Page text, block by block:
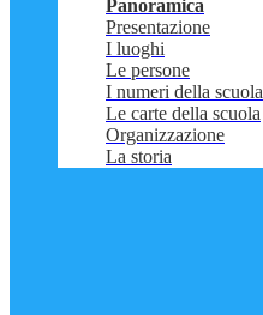
Panoramica
Presentazione
I luoghi
Le persone
I numeri della scuola
Le carte della scuola
Organizzazione
La storia